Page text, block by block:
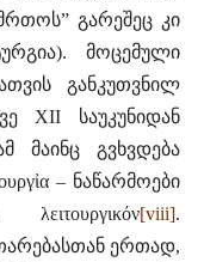
გარეშეც კი
მოცემული
განკუთვნილ
XII საუკუნიდან
მაინც გვხვდება
– ნაწარმოები
[viii].
ერთად,